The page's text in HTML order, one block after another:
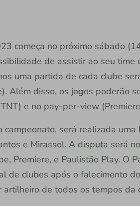
começa no próximo sábado
de assistir ao seu time
uma partida de cada clube
Além disso, os jogos poderão
e no pay-per-view
será realizada uma
e Mirassol. A disputa será
Premiere, e Paulistão Play. O
de clubes após o falecimento
artilheiro de todos os tempos da